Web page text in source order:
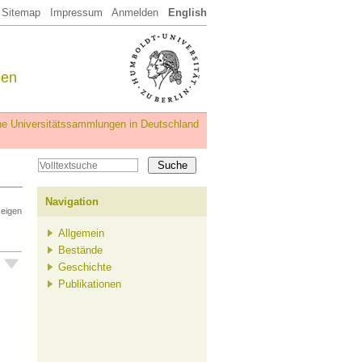
Sitemap Impressum Anmelden English
Universitätssammlungen in Deutschland
Navigation
Allgemein
Bestände
Geschichte
Publikationen